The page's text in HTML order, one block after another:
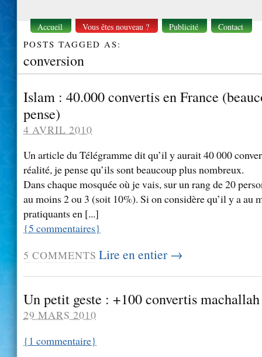
Accueil Vous êtes nouveau ? Publicité Contact
POSTS TAGGED AS:
conversion
Islam : 40.000 convertis en France
pense)
4 AVRIL 2010
Un article du Télégramme dit qu’il y aurait 40 000
réalité, je pense qu’ils sont beaucoup plus nombreux.
Dans chaque mosquée où je vais, sur un rang de 20
au moins 2 ou 3 (soit 10%). Si on considère qu’il y a au
pratiquants en [...]
{5 commentaires}
5 COMMENTS Lire en entier →
Un petit geste : +100 convertis machallah
29 MARS 2010
{ 1 commentaire}